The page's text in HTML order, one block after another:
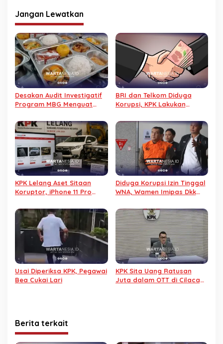
Jangan Lewatkan
Desakan Audit Investigatif
Program MBG Menguat
Efisiensi Anggaran
BRI dan Telkom Diduga
Korupsi, KPK Lakukan
KPK Lelang Aset Sitaan
Koruptor, iPhone 11 Pro
Diduga Korupsi Izin Tinggal
WNA, Wamen Imipas Dkk
Usai Diperiksa KPK, Pegawai
Bea Cukai Lari
KPK Sita Uang Ratusan
Juta dalam OTT di Cilacap,
Berita terkait